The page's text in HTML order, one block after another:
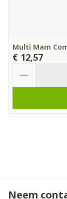
Multi Mam
€ 12,57
Neem